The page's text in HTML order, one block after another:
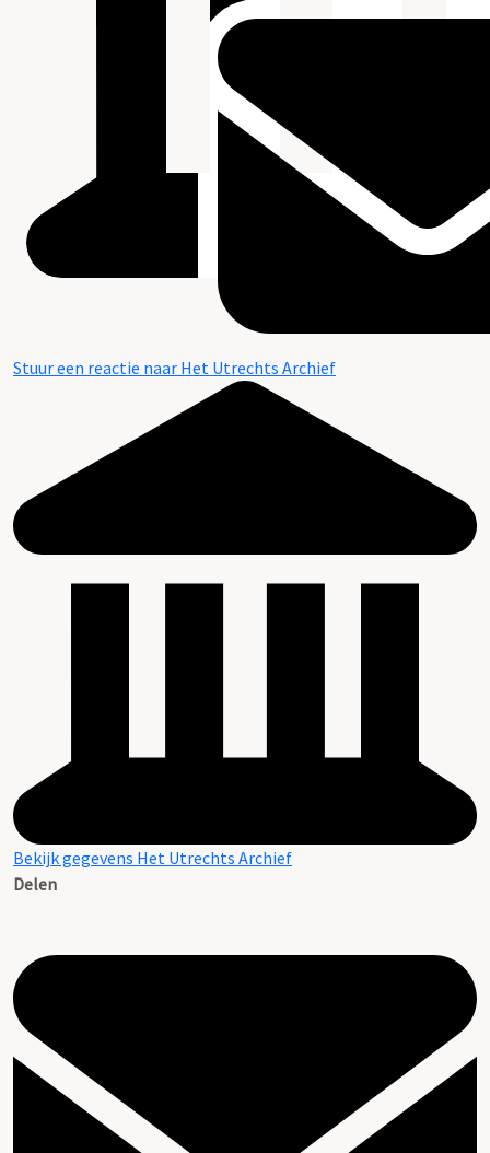
Stuur een reactie naar Het Utrechts Archief
Bekijk gegevens Het Utrechts Archief
Delen